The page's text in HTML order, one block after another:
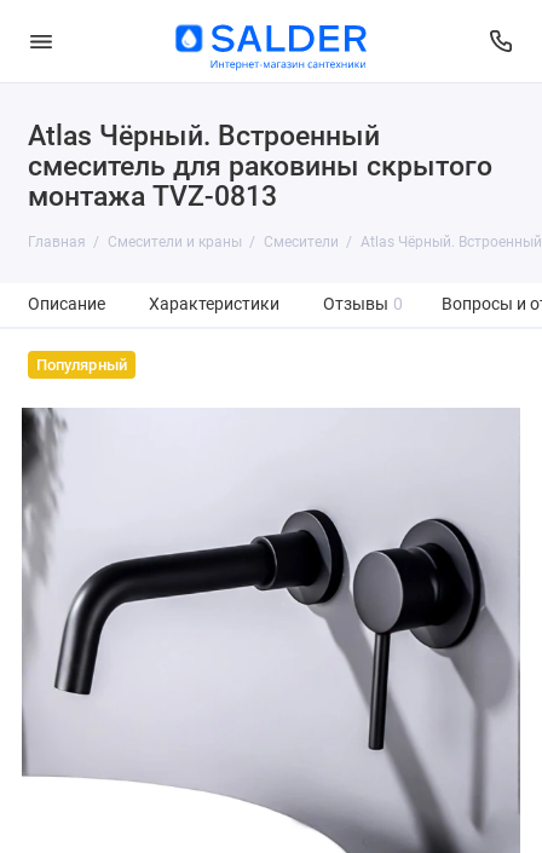
Atlas Чёрный. Встроенный
смеситель для раковины скрытого
монтажа TVZ-0813
Главная Смесители и краны Смесители Atlas Чёрный.
Описание Характеристики Отзывы 0 Вопросы и
Популярный